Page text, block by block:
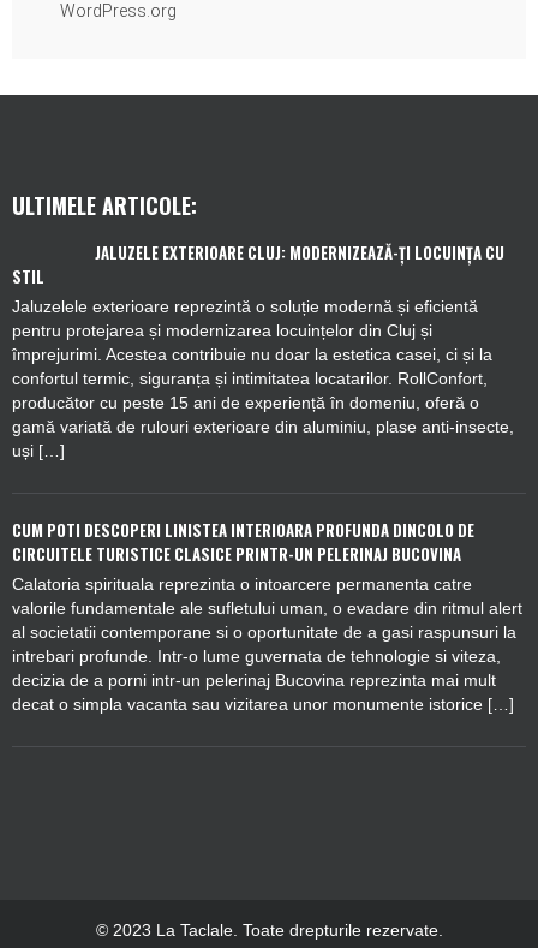
WordPress.org
ULTIMELE ARTICOLE:
JALUZELE EXTERIOARE CLUJ: MODERNIZEAZĂ-ȚI LOCUINȚA CU
STIL
Jaluzelele exterioare reprezintă o soluție modernă și eficientă
pentru protejarea și modernizarea locuințelor din Cluj și
împrejurimi. Acestea contribuie nu doar la estetica casei, ci și la
confortul termic, siguranța și intimitatea locatarilor. RollConfort,
producător cu peste 15 ani de experiență în domeniu, oferă o
gamă variată de rulouri exterioare din aluminiu, plase anti-insecte,
uși […]
CUM POTI DESCOPERI LINISTEA INTERIOARA PROFUNDA DINCOLO DE
CIRCUITELE TURISTICE CLASICE PRINTR-UN PELERINAJ BUCOVINA
Calatoria spirituala reprezinta o intoarcere permanenta catre
valorile fundamentale ale sufletului uman, o evadare din ritmul alert
al societatii contemporane si o oportunitate de a gasi raspunsuri la
intrebari profunde. Intr-o lume guvernata de tehnologie si viteza,
decizia de a porni intr-un pelerinaj Bucovina reprezinta mai mult
decat o simpla vacanta sau vizitarea unor monumente istorice […]
© 2023 La Taclale. Toate drepturile rezervate.